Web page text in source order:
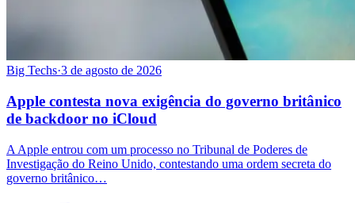
Big Techs·3 de agosto de 2026
Apple contesta nova exigência do governo britânico
de backdoor no iCloud
A Apple entrou com um processo no Tribunal de Poderes de
Investigação do Reino Unido, contestando uma ordem secreta do
governo britânico…